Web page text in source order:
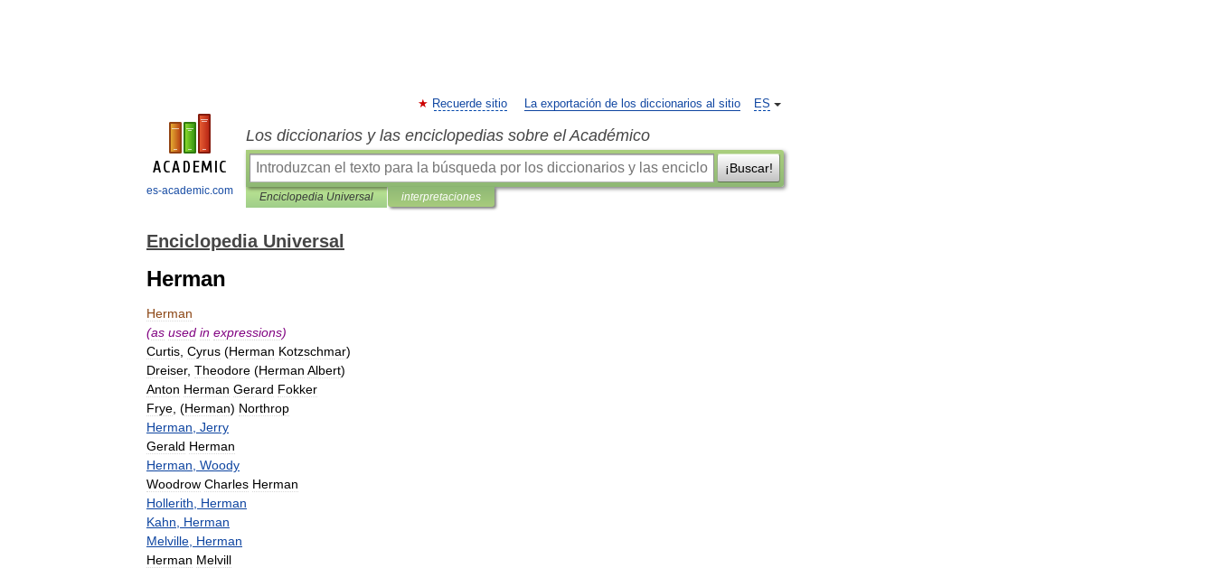
es-academic.com
ES
Recuerde sitio La exportación de los diccionarios al sitio
Los diccionarios y las enciclopedias sobre el Académico
¡Buscar!
Enciclopedia Universal interpretaciones
Enciclopedia Universal
Herman
Herman
(as used in expressions)
Curtis Cyrus (Herman Kotzschmar)
Dreiser, Theodore (Herman Albert)
Anton Herman Gerard Fokker
Frye , (Herman) Northrop
Herman Jerry
Gerald Herman
Herman Woody
Woodrow Charles Herman
Hollerith
Herman
Kahn
Herman
Melville Herman
Herman Melvill